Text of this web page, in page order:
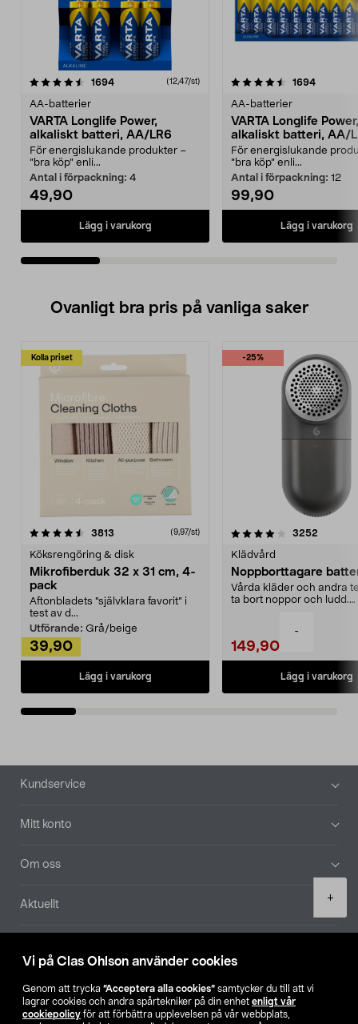
Vi på Clas Ohlson använder cookies
Genom att trycka ”Acceptera alla cookies” samtycker du till att vi
lagrar cookies och andra spårtekniker på din enhet enligt vår
cookiepolicy för att förbättra upplevelsen på vår webbplats,
-
+
1694recensioner(12,47/st)
AA-batterier
VARTA Longlife Power,
alkaliskt batteri, AA/LR6
För energislukande produkter –
”bra köp” enli...
Antal i förpackning: 4
49,90
Lägg i varukorg
4.5av 5 stjärnor 1694
AA-batterier
VARTA Longlife Power,
alkaliskt batteri, AA/
För energislukande
”bra köp” enli...
Antal i förpackning: 12
99,90
Lägg i varukorg
4.5av 5 stjärnor
Ovanligt bra pris på vanliga saker
Kolla priset
3813 (9,97/st)
Köksrengöring & disk
Mikrofiberduk 32 x 31 cm, 4-
pack
Aftonbladets "självklara favorit” i
test av d...
Utförande: Grå/beige
39,90
Lägg i varukorg
-25%
4.0av 5 stjärnor 3252
Klädvård
Noppborttagare
Vårda kläder och andra
ta bort noppor och ludd.
149,90
Lägg i varukorg
4.5av 5 stjärnor
Sidfot
Kundservice
Mitt konto
Om oss
Aktuellt
Hitta butik